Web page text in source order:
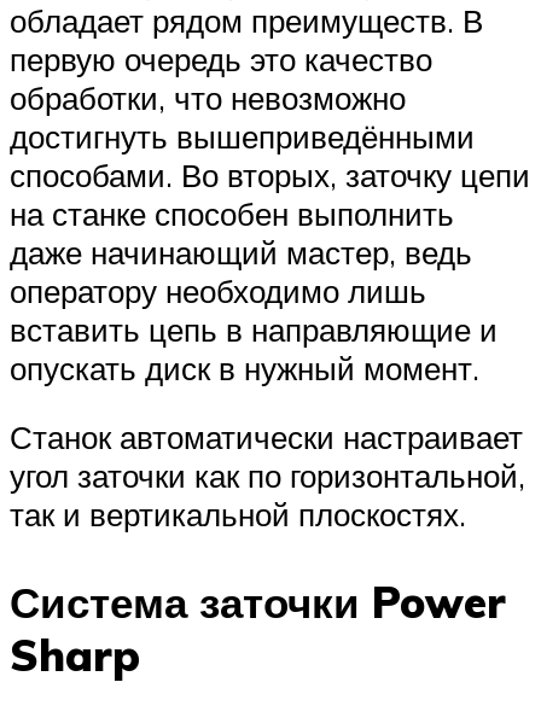
обладает рядом преимуществ. В
первую очередь это качество
обработки, что невозможно
достигнуть вышеприведёнными
способами. Во вторых, заточку цепи
на станке способен выполнить
даже начинающий мастер, ведь
оператору необходимо лишь
вставить цепь в направляющие и
опускать диск в нужный момент.
Станок автоматически настраивает
угол заточки как по горизонтальной,
так и вертикальной плоскостях.
Система заточки Power
Sharp